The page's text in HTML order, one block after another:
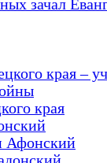
зачал
края –
края
Афонский